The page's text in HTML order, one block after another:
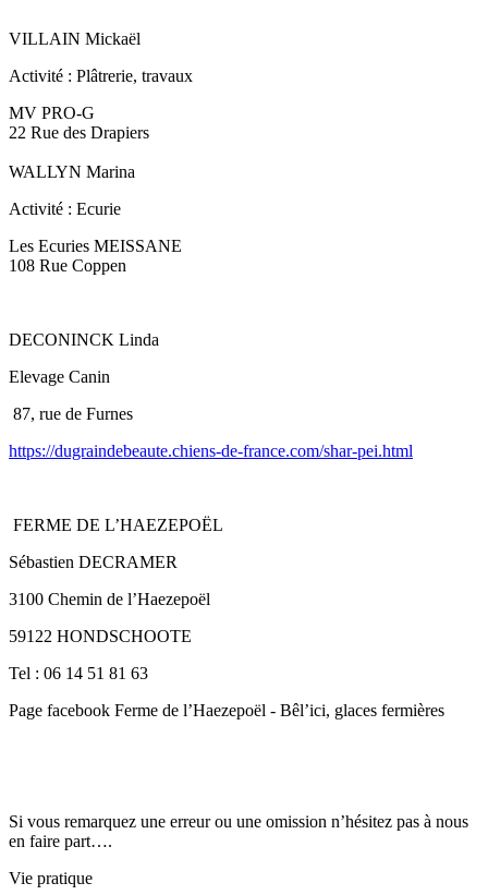
VILLAIN Mickaël
Activité : Plâtrerie, travaux
MV PRO-G
22 Rue des Drapiers
WALLYN Marina
Activité : Ecurie
Les Ecuries MEISSANE
108 Rue Coppen
DECONINCK Linda
Elevage Canin
87, rue de Furnes
https://dugraindebeaute.chiens-de-france.com/shar-pei.html
FERME DE L’HAEZEPOËL
Sébastien DECRAMER
3100 Chemin de l’Haezepoël
59122 HONDSCHOOTE
Tel : 06 14 51 81 63
Page facebook Ferme de l’Haezepoël - Bêl’ici, glaces fermières
Si vous remarquez une erreur ou une omission n’hésitez pas à nous
en faire part….
Vie pratique